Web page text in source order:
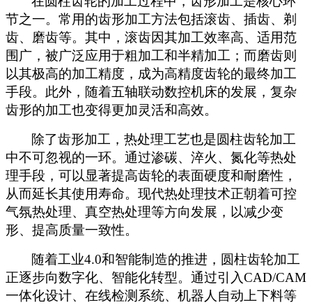
节之一。常用的齿形加工方法包括滚齿、插齿、剃
齿、磨齿等。其中，滚齿因其加工效率高、适用范
围广，被广泛应用于粗加工和半精加工；而磨齿则
以其极高的加工精度，成为高精度齿轮的最终加工
手段。此外，随着五轴联动数控机床的发展，复杂
齿形的加工也变得更加灵活和高效。
除了齿形加工，热处理工艺也是圆柱齿轮加工
中不可忽视的一环。通过渗碳、淬火、氮化等热处
理手段，可以显著提高齿轮的表面硬度和耐磨性，
从而延长其使用寿命。现代热处理技术正朝着可控
气氛热处理、真空热处理等方向发展，以减少变
形、提高质量一致性。
随着工业4.0和智能制造的推进，圆柱齿轮加工
正逐步向数字化、智能化转型。通过引入CAD/CAM
一体化设计、在线检测系统、机器人自动上下料等